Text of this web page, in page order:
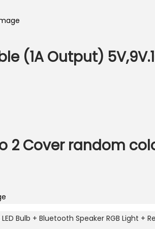
(1A Output)
2 Cover random